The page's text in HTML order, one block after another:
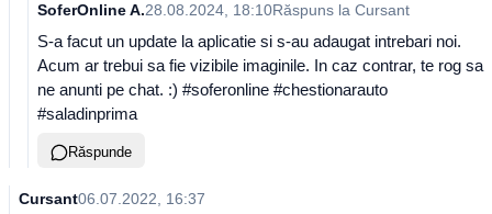
SoferOnline A.28.08.2024, 18:10Răspuns la Cursant
S-a facut un update la aplicatie si s-au adaugat intrebari noi.
Acum ar trebui sa fie vizibile imaginile. In caz contrar, te rog sa
ne anunti pe chat. :) #soferonline #chestionarauto
#saladinprima
Răspunde
Cursant06.07.2022, 16:37